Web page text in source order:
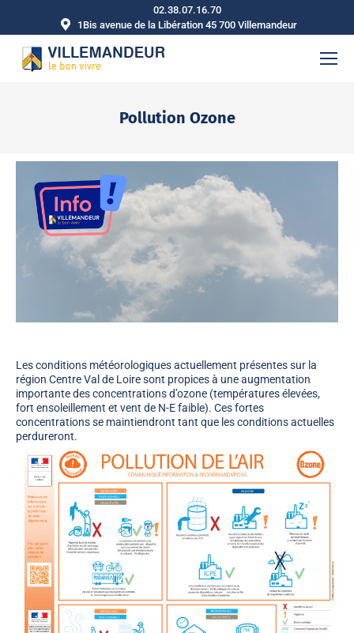
02.38.07.16.70
1Bis avenue de la Libération 45 700 Villemandeur
Pollution Ozone
Les conditions météorologiques actuellement présentes sur la
région Centre Val de Loire sont propices à une augmentation
importante des concentrations d’ozone (températures élevées,
fort ensoleillement et vent de N-E faible). Ces fortes
concentrations se maintiendront tant que les conditions actuelles
perdureront.